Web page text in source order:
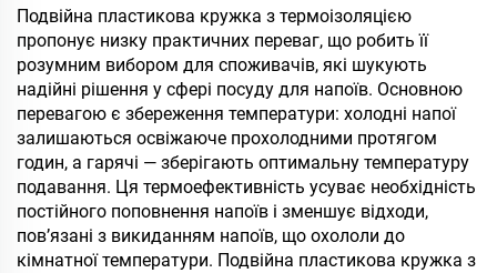
ручкою, подорожній
кавовий келих для офісу,
набір-подарунок
Подвійна пластикова кружка з термоізоляцією
пропонує низку практичних переваг, що робить її
розумним вибором для споживачів, які шукують
надійні рішення у сфері посуду для напоїв. Основною
перевагою є збереження температури: холодні напої
залишаються освіжаюче прохолодними протягом
годин, а гарячі — зберігають оптимальну температуру
подавання. Ця термоефективність усуває необхідність
постійного поповнення напоїв і зменшує відходи,
пов’язані з викиданням напоїв, що охололи до
кімнатної температури. Подвійна пластикова кружка з